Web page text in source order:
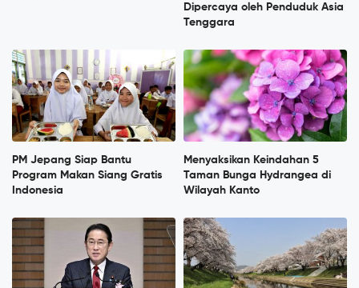
Dipercaya oleh Penduduk Asia
Tenggara
PM Jepang Siap Bantu
Program Makan Siang Gratis
Indonesia
Menyaksikan Keindahan 5
Taman Bunga Hydrangea di
Wilayah Kanto